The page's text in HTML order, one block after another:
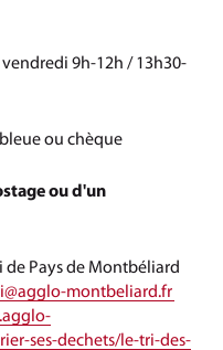
9h-12h / 13h30-
ou chèque
ou d'un
de Pays de Montbéliard
@agglo-montbeliard.fr
ses-dechets/le-tri-des-